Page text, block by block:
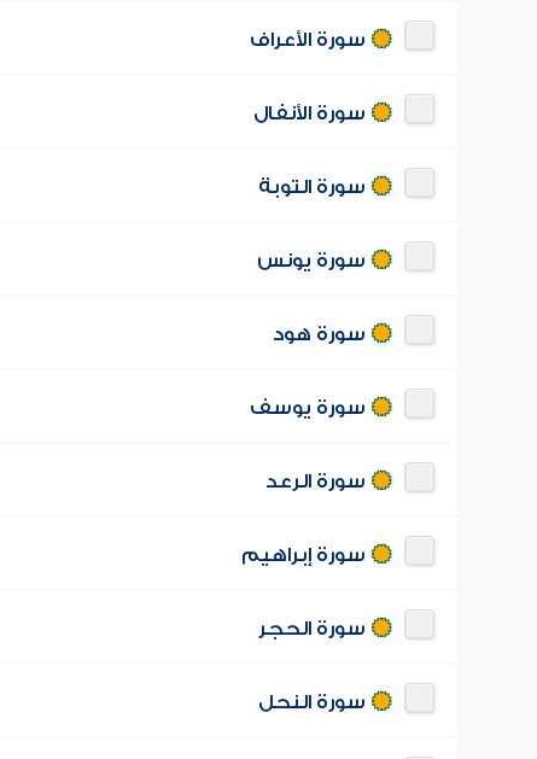
سورة الأعراف
سورة الأنفال
سورة التوبة
سورة يونس
سورة هود
سورة يوسف
سورة الرعد
سورة إبراهيم
سورة الحجر
سورة النحل